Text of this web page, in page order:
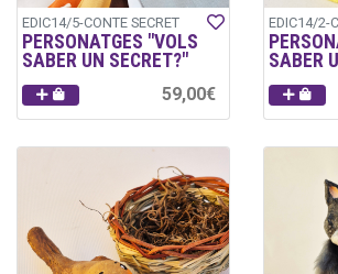
EDIC14/5-CONTE SECRET
PERSONATGES "VOLS
SABER UN SECRET?"
59,00€
EDIC14/2-
SABER